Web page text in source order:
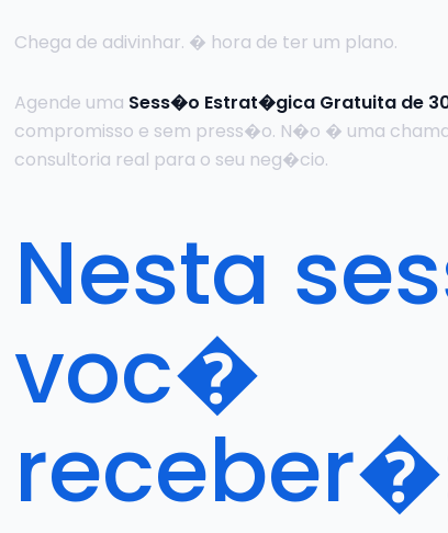
Chega de adivinhar. � hora de ter um plano.
Agende uma Sess�o Estrat�gica Gratuita de
compromisso e sem press�o. N�o � uma
consultoria real para o seu neg�cio.
Nesta
voc�